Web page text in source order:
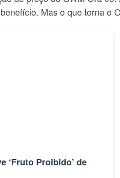
Mas o que torna o
‘Fruto Proibido’ de